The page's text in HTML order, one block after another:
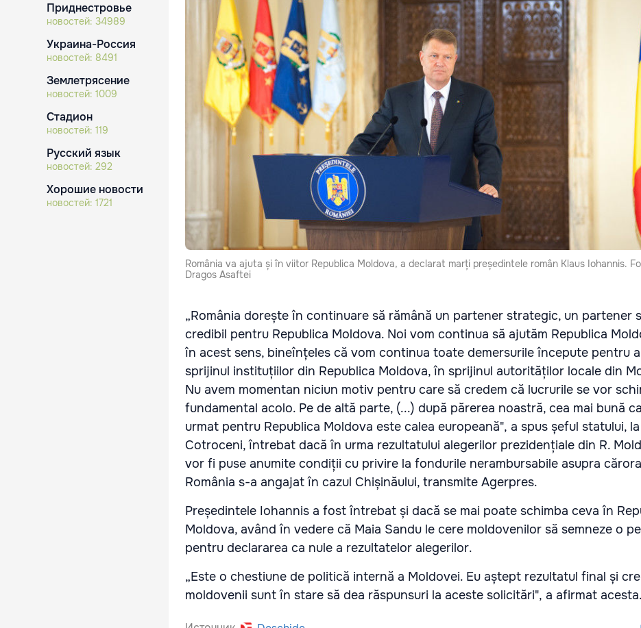
Приднестровье
новостей: 34989
Украина-Россия
новостей: 8491
Землетрясение
новостей: 1009
Стадион
новостей: 119
Русский язык
новостей: 292
Хорошие новости
новостей: 1721
România va ajuta și în viitor Republica Moldova, a declarat marți președintele român Klaus Iohannis.
Dragos Asaftei
„România dorește în continuare să rămână un partener strategic, un partener
credibil pentru Republica Moldova. Noi vom continua să ajutăm Republica
în acest sens, bineînțeles că vom continua toate demersurile începute pentru
sprijinul instituțiilor din Republica Moldova, în sprijinul autorităților locale din
Nu avem momentan niciun motiv pentru care să credem că lucrurile se vor
fundamental acolo. Pe de altă parte, (...) după părerea noastră, cea mai bună
urmat pentru Republica Moldova este calea europeană", a spus șeful statului,
Cotroceni, întrebat dacă în urma rezultatului alegerilor prezidențiale din R.
vor fi puse anumite condiții cu privire la fondurile nerambursabile asupra cărora
România s-a angajat în cazul Chișinăului, transmite Agerpres.
Președintele Iohannis a fost întrebat și dacă se mai poate schimba ceva în
Moldova, având în vedere că Maia Sandu le cere moldovenilor să semneze o
pentru declararea ca nule a rezultatelor alegerilor.
„Este o chestiune de politică internă a Moldovei. Eu aștept rezultatul final și
moldovenii sunt în stare să dea răspunsuri la aceste solicitări", a afirmat acesta.